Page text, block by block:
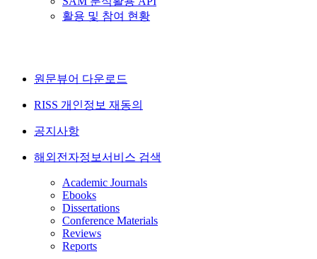
활용 및 참여 현황
원문뷰어 다운로드
RISS 개인정보 재동의
공지사항
해외전자정보서비스 검색
Academic Journals
Ebooks
Dissertations
Conference Materials
Reviews
Reports